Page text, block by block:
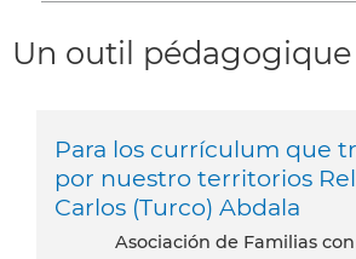
Un outil pédagogique
Para los currículum que
por nuestro territorios
Carlos (Turco) Abdala
Asociación de Familias con Identidad